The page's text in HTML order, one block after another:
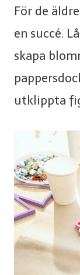
För de
en succé.
skapa
utklippta